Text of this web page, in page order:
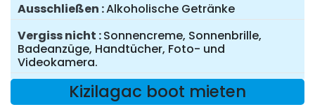
Ausschließen Alkoholische Getränke
Vergiss nicht Sonnencreme, Sonnenbrille,
Badeanzüge, Handtücher, Foto- und
Videokamera.
Kizilagac boot mieten